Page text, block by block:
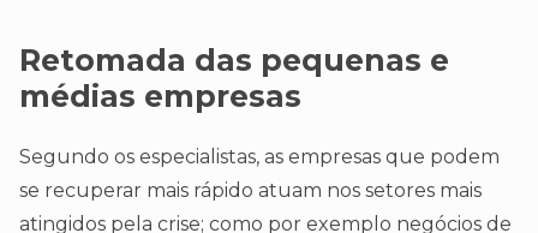
Retomada das pequenas e
médias empresas
Segundo os especialistas, as empresas que podem
se recuperar mais rápido atuam nos setores mais
atingidos pela crise; como por exemplo negócios de